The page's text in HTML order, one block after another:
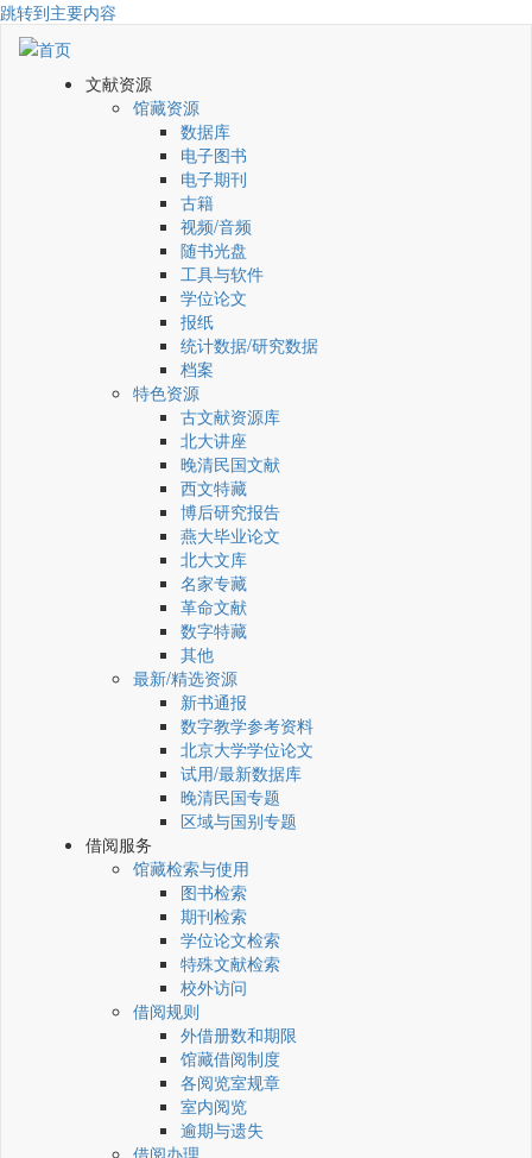
跳转到主要内容
文献资源
馆藏资源
数据库
电子图书
电子期刊
古籍
视频/音频
随书光盘
工具与软件
学位论文
报纸
统计数据/研究数据
档案
特色资源
古文献资源库
北大讲座
晚清民国文献
西文特藏
博后研究报告
燕大毕业论文
北大文库
名家专藏
革命文献
数字特藏
其他
最新/精选资源
新书通报
数字教学参考资料
北京大学学位论文
试用/最新数据库
晚清民国专题
区域与国别专题
借阅服务
馆藏检索与使用
图书检索
期刊检索
学位论文检索
特殊文献检索
校外访问
借阅规则
外借册数和期限
馆藏借阅制度
各阅览室规章
室内阅览
逾期与遗失